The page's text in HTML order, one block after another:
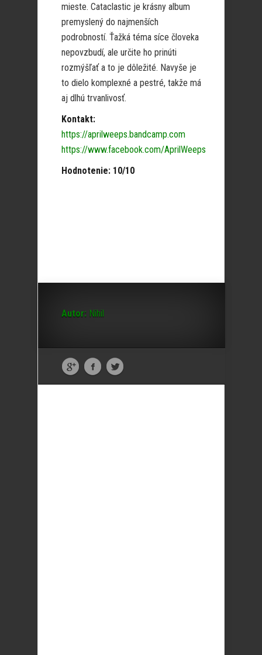
mieste. Cataclastic je krásny album
premyslený do najmenších
podrobností. Ťažká téma síce človeka
nepovzbudí, ale určite ho prinúti
rozmýšľať a to je dôležité. Navyše je
to dielo komplexné a pestré, takže má
aj dlhú trvanlivosť.
Kontakt:
https://aprilweeps.bandcamp.com
https://www.facebook.com/AprilWeeps
Hodnotenie: 10/10
Autor: Nihil